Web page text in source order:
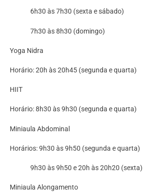
6h30 às 7h30 (sexta e sábado)
7h30 às 8h30 (domingo)
Yoga Nidra
Horário: 20h às 20h45 (segunda e quarta)
HIIT
Horário: 8h30 às 9h30 (segunda e quarta)
Miniaula Abdominal
Horários: 9h30 às 9h50 (segunda e quarta)
9h30 às 9h50 e 20h às 20h20 (sexta)
Miniaula Alongamento